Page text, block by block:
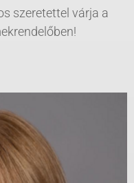
szeretettel várja a